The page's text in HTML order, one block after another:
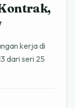
kerja di
dari seri 25